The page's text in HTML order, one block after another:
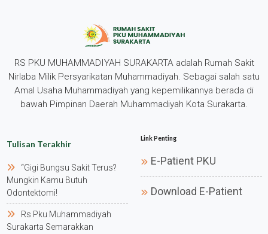
RS PKU MUHAMMADIYAH SURAKARTA adalah Rumah Sakit
Nirlaba Milik Persyarikatan Muhammadiyah. Sebagai salah satu
Amal Usaha Muhammadiyah yang kepemilikannya berada di
bawah Pimpinan Daerah Muhammadiyah Kota Surakarta.
Tulisan Terakhir
“gigi Bungsu Sakit Terus?
Mungkin Kamu Butuh
Odontektomi!
Rs Pku Muhammadiyah
Surakarta Semarakkan
Link Penting
E-Patient PKU
Download E-Patient